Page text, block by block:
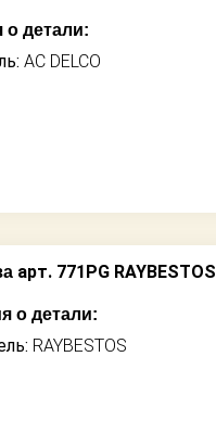
детали:
AC DELCO
арт. 771PG RAYBESTOS
о детали:
RAYBESTOS